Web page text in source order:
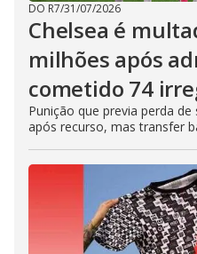
DO R7/31/07/2026
Chelsea é
milhões após
cometido 74
Punição que previa perda
após recurso, mas transfer